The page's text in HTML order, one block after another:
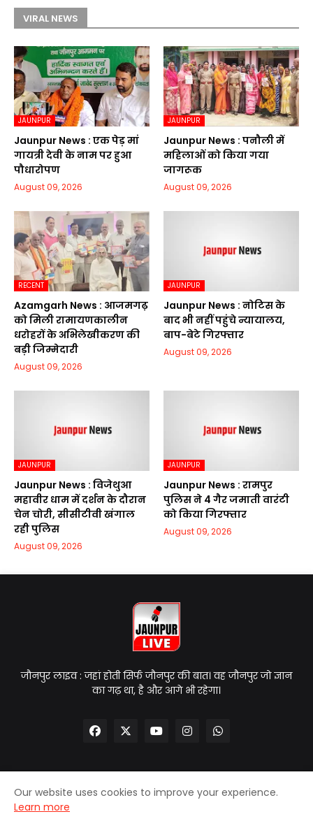
VIRAL NEWS
JAUNPUR
Jaunpur News : एक पेड़ मां
गायत्री देवी के नाम पर हुआ
पौधारोपण
August 09, 2026
JAUNPUR
Jaunpur News : पनौली में
महिलाओं को किया गया
जागरूक
August 09, 2026
RECENT
Azamgarh News : आजमगढ़
को मिली रामायणकालीन
धरोहरों के अभिलेखीकरण की
बड़ी जिम्मेदारी
August 09, 2026
JAUNPUR
Jaunpur News : नोटिस के
बाद भी नहीं पहुंचे न्यायालय,
बाप-बेटे गिरफ्तार
August 09, 2026
JAUNPUR
Jaunpur News : विजेथुआ
महावीर धाम में दर्शन के दौरान
चेन चोरी, सीसीटीवी खंगाल
रही पुलिस
August 09, 2026
JAUNPUR
Jaunpur News : रामपुर
पुलिस ने 4 गैर जमाती वारंटी
को किया गिरफ्तार
August 09, 2026
जौनपुर लाइव : जहां होती सिर्फ जौनपुर की बात। वह जौनपुर जो ज्ञान
का गढ़ था, है और आगे भी रहेगा।
Home About Us Contact Us
Privacy Policy
Our website uses cookies to improve your experience.
Learn more